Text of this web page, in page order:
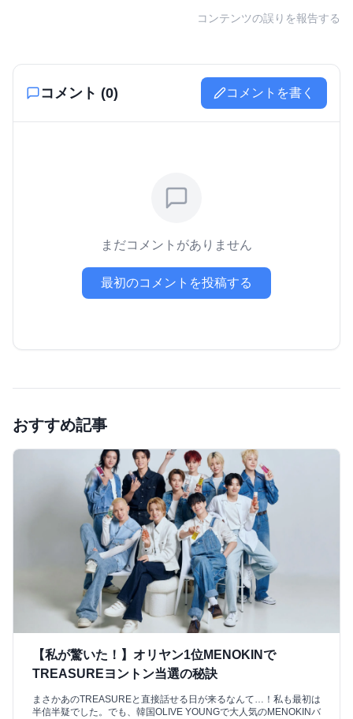
コンテンツの誤りを報告する
コメント (0) コメントを書く
まだコメントがありません
最初のコメントを投稿する
おすすめ記事
【私が驚いた！】オリヤン1位MENOKINで
TREASUREヨントン当選の秘訣
まさかあのTREASUREと直接話せる日が来るなんて…！私も最初は
半信半疑でした。でも、韓国OLIVE YOUNGで大人気のMENOKINバ